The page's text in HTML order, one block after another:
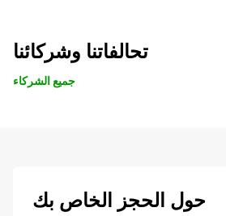
تحالفاتنا وشركائنا
جميع الشركاء
حول الحجز الخاص بك